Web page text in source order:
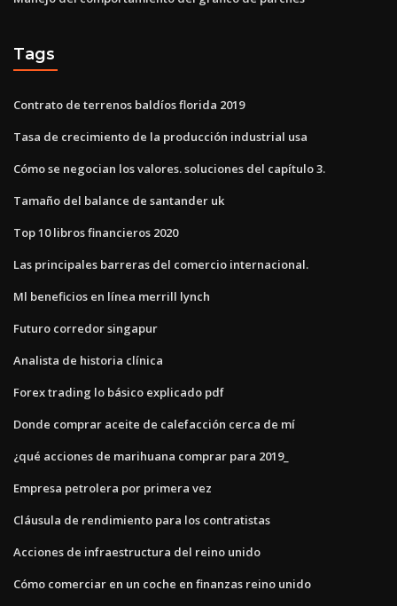
Tags
Contrato de terrenos baldíos florida 2019
Tasa de crecimiento de la producción industrial usa
Cómo se negocian los valores. soluciones del capítulo 3.
Tamaño del balance de santander uk
Top 10 libros financieros 2020
Las principales barreras del comercio internacional.
Ml beneficios en línea merrill lynch
Futuro corredor singapur
Analista de historia clínica
Forex trading lo básico explicado pdf
Donde comprar aceite de calefacción cerca de mí
¿qué acciones de marihuana comprar para 2019_
Empresa petrolera por primera vez
Cláusula de rendimiento para los contratistas
Acciones de infraestructura del reino unido
Cómo comerciar en un coche en finanzas reino unido